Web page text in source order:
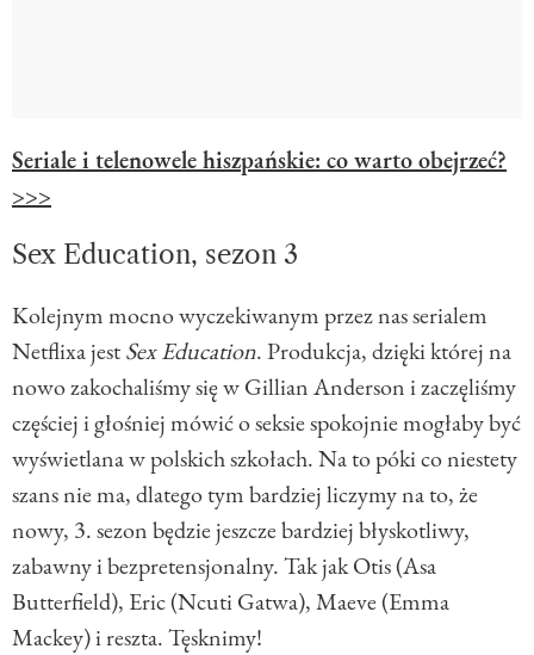
Seriale i telenowele hiszpańskie: co warto obejrzeć?
>>>
Sex Education, sezon 3
Kolejnym mocno wyczekiwanym przez nas serialem
Netflixa jestSex Education. Produkcja, dzięki której na
nowo zakochaliśmy się w Gillian Anderson i zaczęliśmy
częściej i głośniej mówić o seksie spokojnie mogłaby być
wyświetlana w polskich szkołach. Na to póki co niestety
szans nie ma, dlatego tym bardziej liczymy na to, że
nowy, 3. sezon będzie jeszcze bardziej błyskotliwy,
zabawny i bezpretensjonalny. Tak jak Otis (Asa
Butterfield), Eric (Ncuti Gatwa), Maeve (Emma
Mackey) i reszta. Tęsknimy!